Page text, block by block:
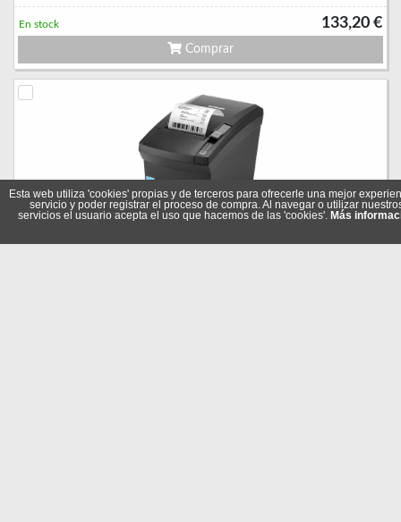
133,20 €
En stock
Comprar
Referencia: SRP-330IIIESK
Esta web utiliza 'cookies' propias y de terceros para ofrecerle una mejor
servicio y poder registrar el proceso de compra. Al navegar o utilizar
servicios el usuario acepta el uso que hacemos de las 'cookies'. Más